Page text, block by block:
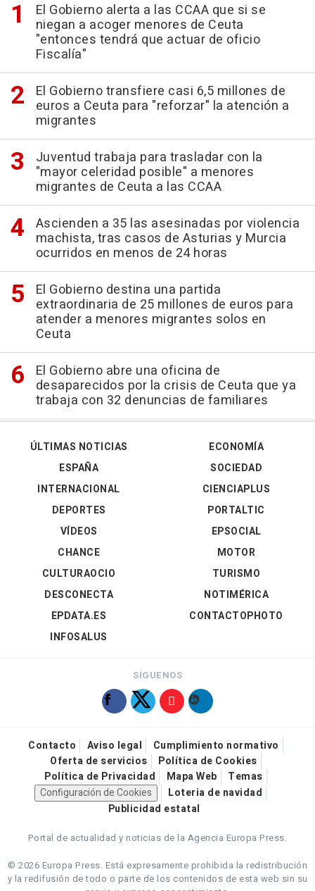
El Gobierno alerta a las CCAA que si se
niegan a acoger menores de Ceuta
"entonces tendrá que actuar de oficio
Fiscalía"
El Gobierno transfiere casi 6,5 millones de
euros a Ceuta para "reforzar" la atención a
migrantes
Juventud trabaja para trasladar con la
"mayor celeridad posible" a menores
migrantes de Ceuta a las CCAA
Ascienden a 35 las asesinadas por violencia
machista, tras casos de Asturias y Murcia
ocurridos en menos de 24 horas
El Gobierno destina una partida
extraordinaria de 25 millones de euros para
atender a menores migrantes solos en
Ceuta
El Gobierno abre una oficina de
desaparecidos por la crisis de Ceuta que ya
trabaja con 32 denuncias de familiares
ÚLTIMAS NOTICIAS
ESPAÑA
INTERNACIONAL
DEPORTES
VÍDEOS
ECONOMÍA
SOCIEDAD
CIENCIAPLUS
PORTALTIC
EPSOCIAL
CHANCE
CULTURAOCIO
DESCONECTA
EPDATA.ES
INFOSALUS
MOTOR
TURISMO
NOTIMÉRICA
CONTACTOPHOTO
SÍGUENOS
Contacto Aviso legal
Cumplimiento normativo
Oferta de servicios
Política de Cookies
Política de Privacidad
Mapa Web
Temas
Configuración de Cookies
Loteria de navidad
Publicidad estatal
Portal de actualidad y noticias de la Agencia Europa Press.
© 2026 Europa Press. Está expresamente prohibida la redistribución
y la redifusión de todo o parte de los contenidos de esta web sin su